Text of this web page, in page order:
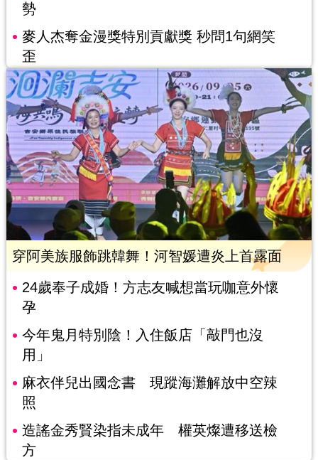
勢
麥人杰奪金漫獎特別貢獻獎 秒問1句網笑
歪
穿阿美族服飾跳韓舞！河智媛遭炎上首露面
24歲奉子成婚！方志友喊想當玩咖意外懷
孕
今年鬼月特別陰！入住飯店「敲門也沒
用」
麻衣伴兒出國念書 現蹤海灘解放中空辣
照
造謠金秀賢染指未成年 權英燦遭移送檢
方